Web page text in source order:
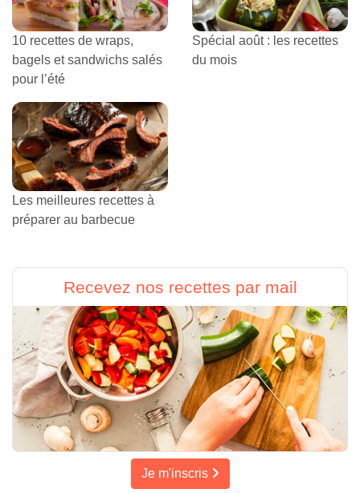
10 recettes de wraps,
bagels et sandwichs salés
pour l’été
Spécial août : les recettes
du mois
Les meilleures recettes à
préparer au barbecue
Recevez nos recettes par mail
Je m'inscris